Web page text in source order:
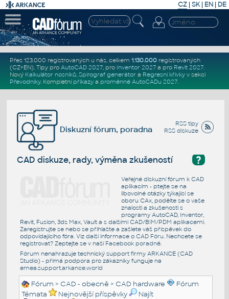
CZ | SK| EN | DE
Přes 123.000 registrovaných u nás, celkem 1.130.000registrovaných
(CZ+EN). Tipy pro AutoCAD 2027, pro Inventor 2027a pro Revit 2027.
Nový Kalkulátor nosníků, Spirograf generátor a Regresní křivkyv sekci
Převodníky. Kompletní příkazya proměnné AutoCADu 2027.
RSS tipy
RSS diskuze
Diskuzní fórum, poradna
?
CAD diskuze, rady, výměna zkušeností
Veřejné diskuzní fórum k CAD
aplikacím - ptejte se na
libovolné otázky týkající se
oboru CAx, podělte se o vaše
znalosti a zkušenosti s
programy AutoCAD, Inventor,
Revit, Fusion, 3ds Max, Vault a s dalšími CAD/BIM/PDM aplikacemi.
Zaregistrujte se nebo se přihlašte a zašlete váš příspěvek do
odpovídajícího fóra. Viz další informace o CAD Fóru. Nechcete se
registrovat? Zeptejte se v naší Facebook poradně.
Fórum nenahrazuje technický support firmy ARKANCE (CAD
Studio) - přímá podpora pro zákazníky funguje na
emea.support.arkance.world
Fórum > CAD - obecně > CAD hardware
Fórum
Témata
Nejnovější příspěvky
Najít